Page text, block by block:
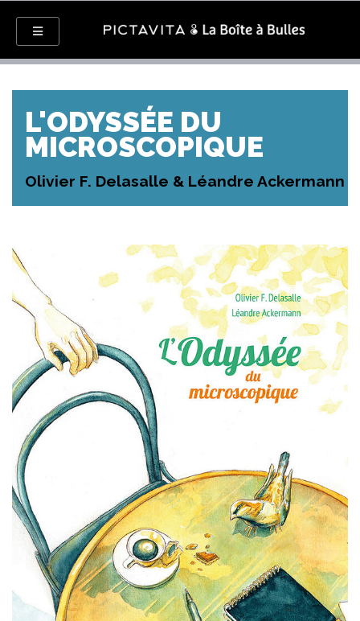
L'ODYSSÉE DU
MICROSCOPIQUE
Olivier F. Delasalle & Léandre Ackermann